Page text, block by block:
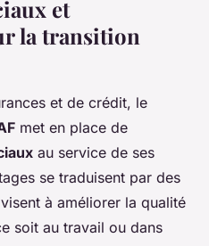
et
la transition
et de crédit, le
met en place de
au service de ses
se traduisent par des
à améliorer la qualité
soit au travail ou dans